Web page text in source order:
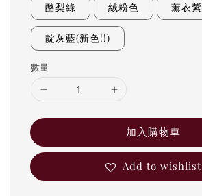
酪梨綠 絨粉色 薰衣紫
靛灰藍(新色!!)
數量
加入購物車
Add to wishlist